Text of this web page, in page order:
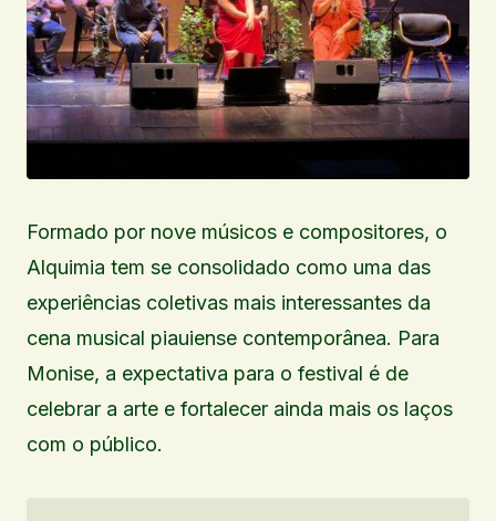
Formado por nove músicos e compositores, o
Alquimia tem se consolidado como uma das
experiências coletivas mais interessantes da
cena musical piauiense contemporânea. Para
Monise, a expectativa para o festival é de
celebrar a arte e fortalecer ainda mais os laços
com o público.